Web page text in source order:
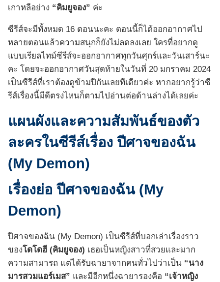
เกาหลีอย่าง “คิมยูจอง” ค่ะ
ซีรีส์จะมีทั้งหมด 16 ตอนนะคะ ตอนนี้ก็ได้ออกอากาศไป
หลายตอนแล้วความสนุกก็ยังไม่ลดลงเลย ใครที่อยากดู
แบบเรียลไทม์ซีรีส์จะออกอากาศทุกวันศุกร์และวันเสาร์นะ
คะ โดยจะออกอากาศวันสุดท้ายในวันที่ 20 มกราคม 2024
เป็นซีรีส์ที่เราต้องดูข้ามปีกันเลยทีเดียวค่ะ หากอยากรู้ว่าซี
รีส์เรื่องนี้มีดีตรงไหนก็ตามไปอ่านต่อด้านล่างได้เลยค่ะ
แผนผังและความสัมพันธ์ของตัว
ละครในซีรีส์เรื่อง ปีศาจของฉัน
(My Demon)
เรื่องย่อ ปีศาจของฉัน (My
Demon)
ปีศาจของฉัน (My Demon) เป็นซีรีส์ที่บอกเล่าเรื่องราว
ของโดโดฮี (คิมยูจอง) เธอเป็นหญิงสาวที่สวยและมาก
ความสามารถ แต่ได้รับฉายาจากคนทั่วไปว่าเป็น “นาง
มารสวมแอร์เมส” และมีอีกหนึ่งฉายารองคือ “เจ้าหญิง